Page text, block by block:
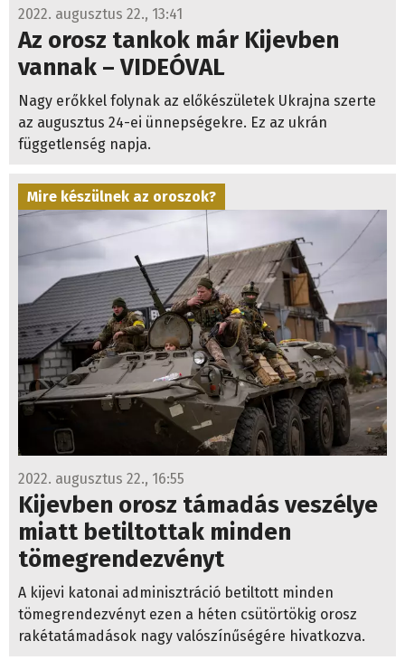
2022. augusztus 22., 13:41
Az orosz tankok már Kijevben
vannak – VIDEÓVAL
Nagy erőkkel folynak az előkészületek Ukrajna szerte
az augusztus 24-ei ünnepségekre. Ez az ukrán
függetlenség napja.
Mire készülnek az oroszok?
2022. augusztus 22., 16:55
Kijevben orosz támadás veszélye
miatt betiltottak minden
tömegrendezvényt
A kijevi katonai adminisztráció betiltott minden
tömegrendezvényt ezen a héten csütörtökig orosz
rakétatámadások nagy valószínűségére hivatkozva.